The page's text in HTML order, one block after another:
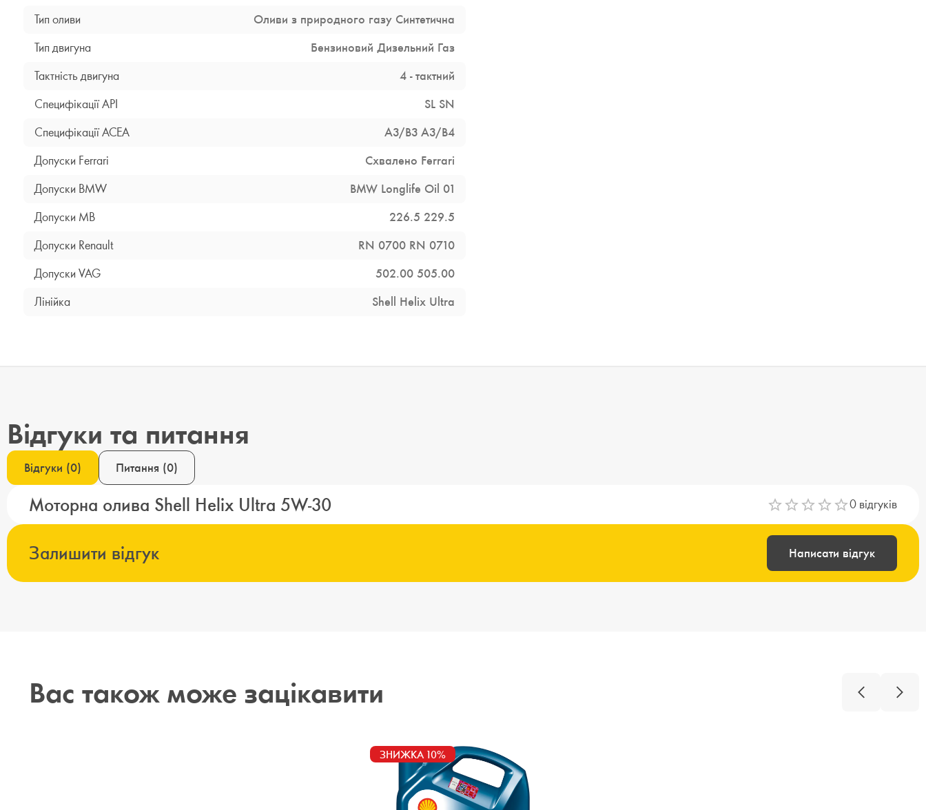
Тип оливи
Оливи з природного газу Синтетична
Тип двигуна
Бензиновий Дизельний Газ
Тактність двигуна
4 - тактний
Специфікації API
SL SN
Специфікації ACEA
A3/B3 A3/B4
Допуски Ferrari
Схвалено Ferrari
Допуски BMW
BMW Longlife Oil 01
Допуски MB
226.5 229.5
Допуски Renault
RN 0700 RN 0710
Допуски VAG
502.00 505.00
Лінійка
Shell Helix Ultra
Відгуки та питання
Відгуки (0) Питання (0)
Моторна олива Shell Helix Ultra 5W-30 0 відгуків
Залишити відгук Написати відгук
Вас також може зацікавити
ЗНИЖКА 10%